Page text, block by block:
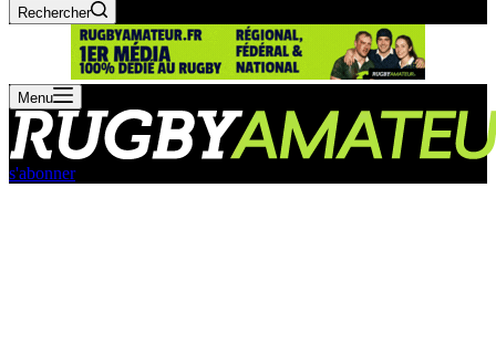
Rechercher
Menu
s'abonner